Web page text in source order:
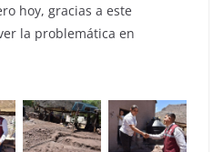
hoy, gracias a este
la problemática en